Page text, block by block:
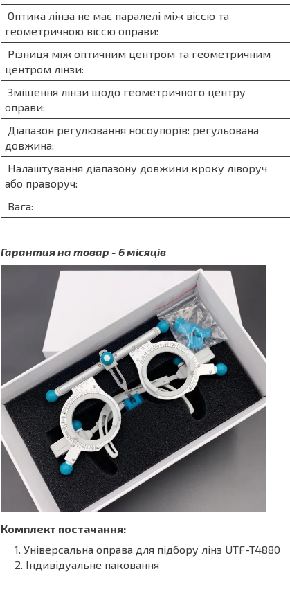
Оптика лінза не має паралелі між віссю та
геометричною віссю оправи:
Різниця між оптичним центром та геометричним
центром лінзи:
Зміщення лінзи щодо геометричного центру
оправи:
Діапазон регулювання носоупорів: регульована
довжина:
Налаштування діапазону довжини кроку ліворуч
або праворуч:
Вага:
Гарантия на товар - 6 місяців
Комплект постачання:
Універсальна оправа для підбору лінз UTF-T4880
Індивідуальне паковання